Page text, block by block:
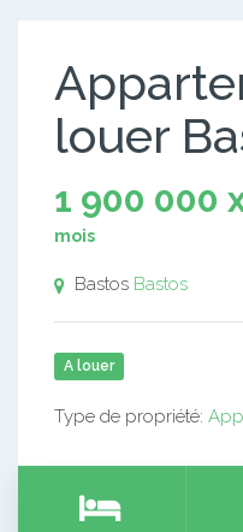
louer
1 900 000
mois
Bastos Bastos
A louer
Type de propriété: